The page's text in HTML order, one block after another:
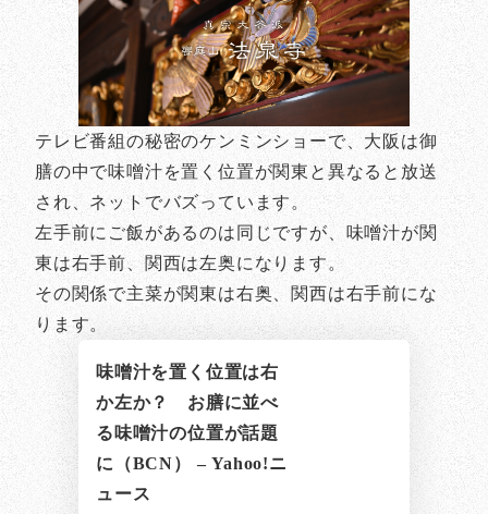
テレビ番組の秘密のケンミンショーで、大阪は御
膳の中で味噌汁を置く位置が関東と異なると放送
され、ネットでバズっています。
左手前にご飯があるのは同じですが、味噌汁が関
東は右手前、関西は左奥になります。
その関係で主菜が関東は右奥、関西は右手前にな
ります。
味噌汁を置く位置は右
か左か？ お膳に並べ
る味噌汁の位置が話題
に（BCN） – Yahoo!ニ
ュース